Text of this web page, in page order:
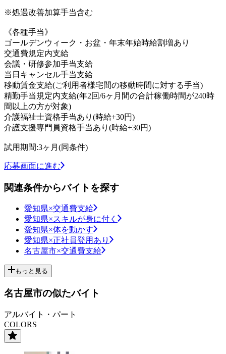
※処遇改善加算手当含む
《各種手当》
ゴールデンウィーク・お盆・年末年始時給割増あり
交通費規定内支給
会議・研修参加手当支給
当日キャンセル手当支給
移動賃金支給(ご利用者様宅間の移動時間に対する手当)
精勤手当規定内支給(年2回/6ヶ月間の合計稼働時間が240時
間以上の方が対象)
介護福祉士資格手当あり(時給+30円)
介護支援専門員資格手当あり(時給+30円)
試用期間:3ヶ月(同条件)
応募画面に進む
関連条件からバイトを探す
愛知県×交通費支給
愛知県×スキルが身に付く
愛知県×体を動かす
愛知県×正社員登用あり
名古屋市×交通費支給
もっと見る
名古屋市の似たバイト
アルバイト・パート
COLORS